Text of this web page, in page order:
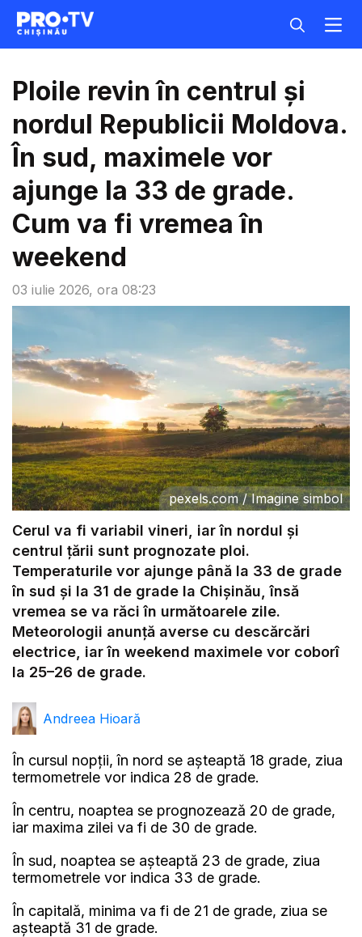
03 iulie 2026, ora 08:23
Ploile revin în centrul și
nordul Republicii Moldova.
În sud, maximele vor
ajunge la 33 de grade.
Cum va fi vremea în
weekend
pexels.com/Imagine simbol
Cerul va fi variabil vineri, iar în nordul și
centrul țării sunt prognozate ploi.
Temperaturile vor ajunge până la 33 de grade
în sud și la 31 de grade la Chișinău, însă
vremea se va răci în următoarele zile.
Meteorologii anunță averse cu descărcări
electrice, iar în weekend maximele vor coborî
la 25–26 de grade.
Andreea Hioară
În cursul nopții, în nord se așteaptă 18 grade, ziua
termometrele vor indica 28 de grade.
În centru, noaptea se prognozează 20 de grade,
iar maxima zilei va fi de 30 de grade.
În sud, noaptea se așteaptă 23 de grade, ziua
termometrele vor indica 33 de grade.
În capitală, minima va fi de 21 de grade, ziua se
așteaptă 31 de grade.